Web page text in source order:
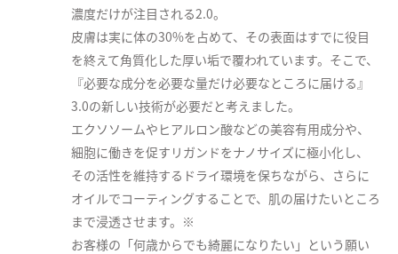
濃度だけが注目される2.0。
皮膚は実に体の30%を占めて、その表面はすでに役目
を終えて角質化した厚い垢で覆われています。そこで、
『必要な成分を必要な量だけ必要なところに届ける』
3.0の新しい技術が必要だと考えました。
エクソソームやヒアルロン酸などの美容有用成分や、
細胞に働きを促すリガンドをナノサイズに極小化し、
その活性を維持するドライ環境を保ちながら、さらに
オイルでコーティングすることで、肌の届けたいところ
まで浸透させます。※
お客様の「何歳からでも綺麗になりたい」という願い